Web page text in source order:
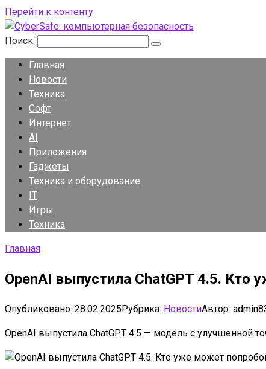
Перейти к контенту
Поиск:
Главная
Новости
Техника
Софт
Интернет
AI
Приложения
Гаджеты
Техника и оборудование
IT
Игры
Техника
Главная
OpenAI выпустила ChatGPT 4.5.
Опубликовано: 28.02.2025Рубрика: НовостиАвтор:
OpenAI выпустила ChatGPT 4.5 — модель с улучшенной